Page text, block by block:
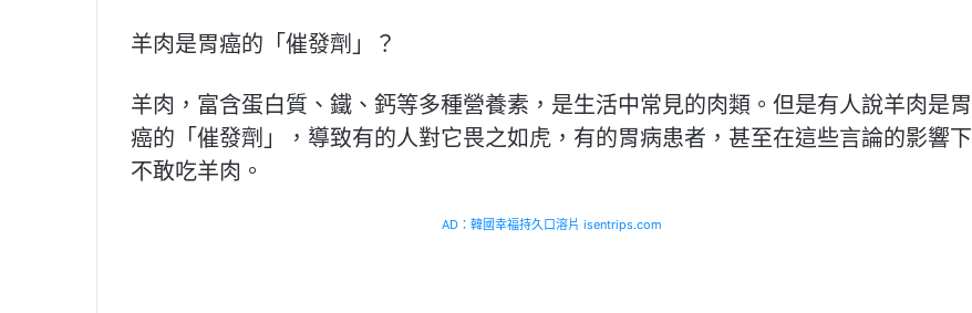
羊肉是胃癌的「催發劑」？
羊肉，富含蛋白質、鐵、鈣等多種營養素，是生活中常見的肉類。但是有人說羊肉是胃
癌的「催發劑」，導致有的人對它畏之如虎，有的胃病患者，甚至在這些言論的影響下
不敢吃羊肉。
AD：韓國幸福持久口溶片 isentrips.com